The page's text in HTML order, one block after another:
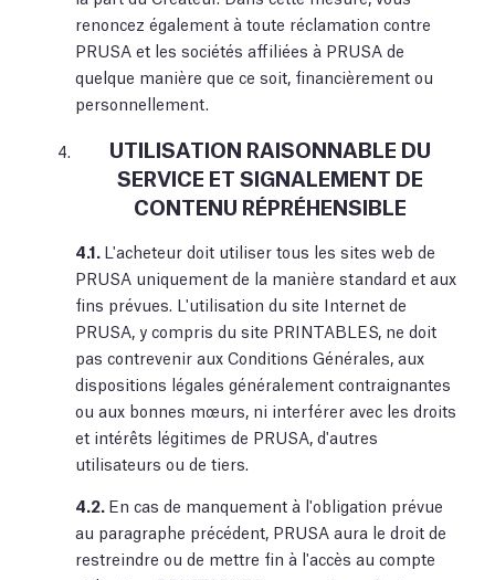
renoncez également à toute réclamation contre
PRUSA et les sociétés affiliées à PRUSA de
quelque manière que ce soit, financièrement ou
personnellement.
UTILISATION RAISONNABLE DU
SERVICE ET SIGNALEMENT DE
CONTENU RÉPRÉHENSIBLE
4.1. L'acheteur doit utiliser tous les sites web de
PRUSA uniquement de la manière standard et aux
fins prévues. L'utilisation du site Internet de
PRUSA, y compris du site PRINTABLES, ne doit
pas contrevenir aux Conditions Générales, aux
dispositions légales généralement contraignantes
ou aux bonnes mœurs, ni interférer avec les droits
et intérêts légitimes de PRUSA, d'autres
utilisateurs ou de tiers.
4.2. En cas de manquement à l'obligation prévue
au paragraphe précédent, PRUSA aura le droit de
restreindre ou de mettre fin à l'accès au compte